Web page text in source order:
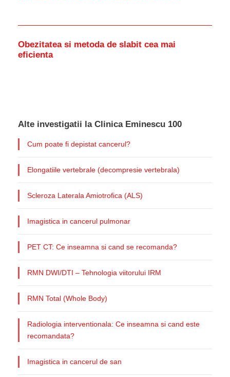
Obezitatea si metoda de slabit cea mai
eficienta
Alte investigatii la Clinica Eminescu 100
Cum poate fi depistat cancerul?
Elongatiile vertebrale (decompresie vertebrala)
Scleroza Laterala Amiotrofica (ALS)
Imagistica in cancerul pulmonar
PET CT: Ce inseamna si cand se recomanda?
RMN DWI/DTI – Tehnologia viitorului IRM
RMN Total (Whole Body)
Radiologia interventionala: Ce inseamna si cand este
recomandata?
Imagistica in cancerul de san